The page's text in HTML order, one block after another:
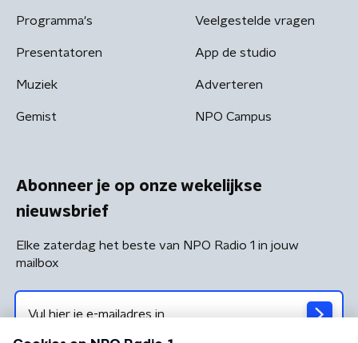
Programma's
Presentatoren
Muziek
Gemist
Veelgestelde vragen
App de studio
Adverteren
NPO Campus
Abonneer je op onze wekelijkse
nieuwsbrief
Elke zaterdag het beste van NPO Radio 1 in jouw
mailbox